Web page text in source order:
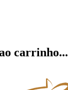
carrinho...